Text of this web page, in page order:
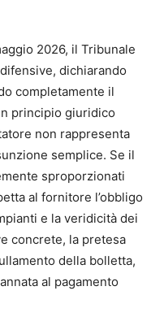
2026, il Tribunale
dichiarando
completamente il
principio giuridico
non rappresenta
semplice. Se il
sproporzionati
al fornitore l’obbligo
e la veridicità dei
concrete, la pretesa
della bolletta,
al pagamento